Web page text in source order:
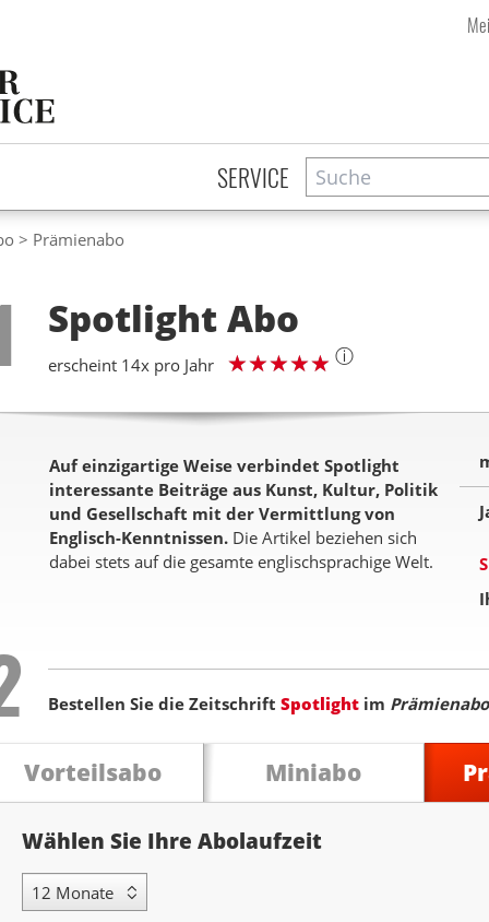
SERVICE Suche
Zeitschriftensuche
Prämienabo
Spotlight Abo
erscheint 14x pro Jahr ⓘ
Auf einzigartige Weise verbindet Spotlight
interessante Beiträge aus Kunst, Kultur, Politik
und Gesellschaft mit der Vermittlung von
Englisch-Kenntnissen. Die Artikel beziehen sich
dabei stets auf die gesamte englischsprachige Welt.
Bestellen Sie die Zeitschrift Spotlight im Prämienabo
Vorteilsabo Miniabo
Wählen Sie Ihre Abolaufzeit